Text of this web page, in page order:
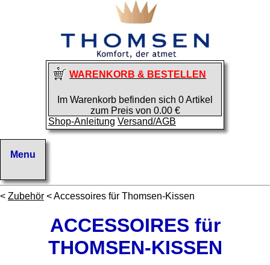
WARENKORB & BESTELLEN
Im Warenkorb befinden sich 0 Artikel
zum Preis von 0.00 €
Shop-Anleitung Versand/AGB
< Zubehör < Accessoires für Thomsen-Kissen
ACCESSOIRES für
THOMSEN-KISSEN